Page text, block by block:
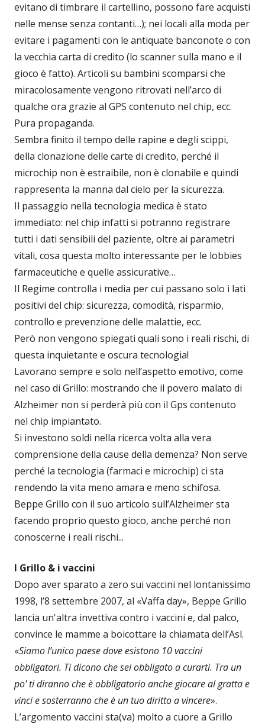
evitano di timbrare il cartellino, possono fare acquisti
nelle mense senza contanti…); nei locali alla moda per
evitare i pagamenti con le antiquate banconote o con
la vecchia carta di credito (lo scanner sulla mano e il
gioco è fatto). Articoli su bambini scomparsi che
miracolosamente vengono ritrovati nell’arco di
qualche ora grazie al GPS contenuto nel chip, ecc.
Pura propaganda.
Sembra finito il tempo delle rapine e degli scippi,
della clonazione delle carte di credito, perché il
microchip non è estraibile, non è clonabile e quindi
rappresenta la manna dal cielo per la sicurezza.
Il passaggio nella tecnologia medica è stato
immediato: nel chip infatti si potranno registrare
tutti i dati sensibili del paziente, oltre ai parametri
vitali, cosa questa molto interessante per le lobbies
farmaceutiche e quelle assicurative…
Il Regime controlla i media per cui passano solo i lati
positivi del chip: sicurezza, comodità, risparmio,
controllo e prevenzione delle malattie, ecc.
Però non vengono spiegati quali sono i reali rischi, di
questa inquietante e oscura tecnologia!
Lavorano sempre e solo nell’aspetto emotivo, come
nel caso di Grillo: mostrando che il povero malato di
Alzheimer non si perderà più con il Gps contenuto
nel chip impiantato.
Si investono soldi nella ricerca volta alla vera
comprensione della cause della demenza? Non serve
perché la tecnologia (farmaci e microchip) ci sta
rendendo la vita meno amara e meno schifosa.
Beppe Grillo con il suo articolo sull’Alzheimer sta
facendo proprio questo gioco, anche perché non
conoscerne i reali rischi...
I Grillo & i vaccini
Dopo aver sparato a zero sui vaccini nel lontanissimo
1998, l’8 settembre 2007, al «Vaffa day», Beppe Grillo
lancia un'altra invettiva contro i vaccini e, dal palco,
convince le mamme a boicottare la chiamata dell’Asl.
«Siamo l’unico paese dove esistono 10 vaccini
obbligatori. Ti dicono che sei obbligato a curarti. Tra un
po' ti diranno che è obbligatorio anche giocare al gratta e
vinci e sosterranno che è un tuo diritto a vincere».
L’argomento vaccini sta(va) molto a cuore a Grillo